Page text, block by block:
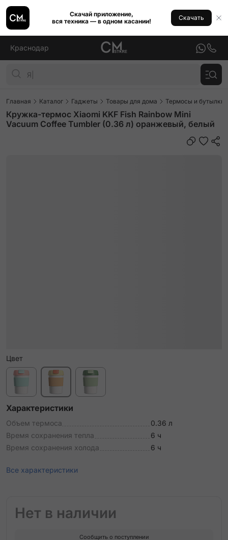
Скачай приложение,
вся техника — в одном касании!
Скачать
Краснодар
Главная Каталог Гаджеты Товары для дома Термосы и бутылки
Кружка-термос Xiaomi KKF Fish Rainbow Mini
Vacuum Coffee Tumbler (0.36 л) оранжевый, белый
Цвет
Характеристики
Объем термоса
0.36 л
Время сохранения тепла
6 ч
Время сохранения холода
6 ч
Все характеристики
Нет в наличии
Сообщить о поступлении